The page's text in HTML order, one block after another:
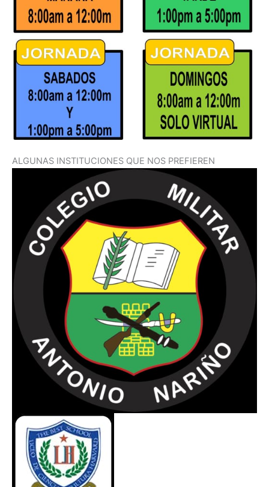
ALGUNAS INSTITUCIONES QUE NOS PREFIEREN